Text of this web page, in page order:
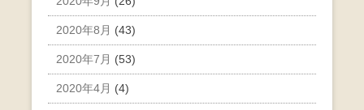
2020年8月 (43)
2020年7月 (53)
2020年4月 (4)